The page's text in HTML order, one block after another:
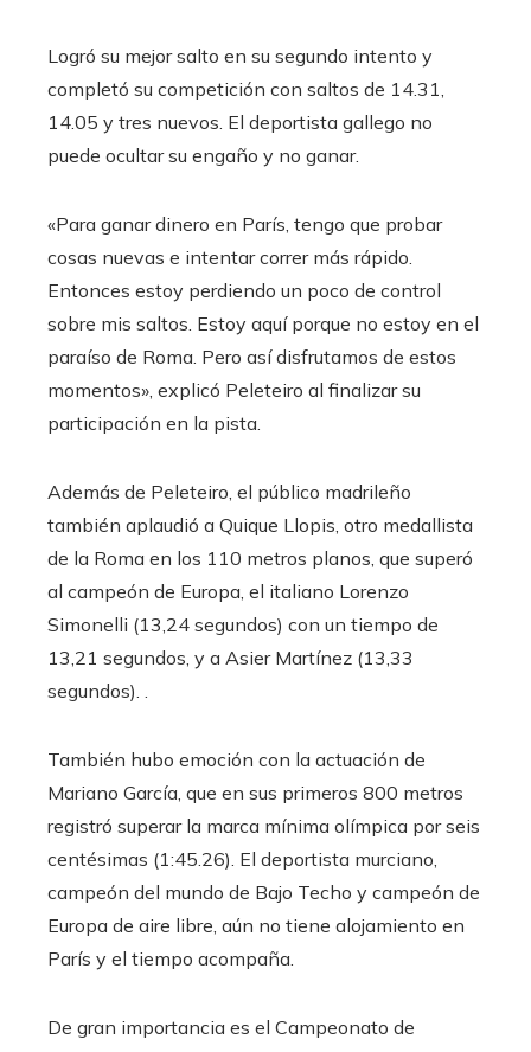
Logró su mejor salto en su segundo intento y
completó su competición con saltos de 14.31,
14.05 y tres nuevos. El deportista gallego no
puede ocultar su engaño y no ganar.
«Para ganar dinero en París, tengo que probar
cosas nuevas e intentar correr más rápido.
Entonces estoy perdiendo un poco de control
sobre mis saltos. Estoy aquí porque no estoy en el
paraíso de Roma. Pero así disfrutamos de estos
momentos», explicó Peleteiro al finalizar su
participación en la pista.
Además de Peleteiro, el público madrileño
también aplaudió a Quique Llopis, otro medallista
de la Roma en los 110 metros planos, que superó
al campeón de Europa, el italiano Lorenzo
Simonelli (13,24 segundos) con un tiempo de
13,21 segundos, y a Asier Martínez (13,33
segundos). .
También hubo emoción con la actuación de
Mariano García, que en sus primeros 800 metros
registró superar la marca mínima olímpica por seis
centésimas (1:45.26). El deportista murciano,
campeón del mundo de Bajo Techo y campeón de
Europa de aire libre, aún no tiene alojamiento en
París y el tiempo acompaña.
De gran importancia es el Campeonato de